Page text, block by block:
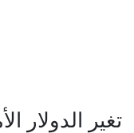
تغير الدولار